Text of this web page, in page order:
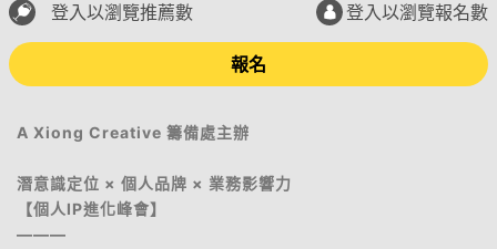
登入以瀏覽推薦數 登入以瀏覽報名數
報名
A Xiong Creative 籌備處主辦
潛意識定位 × 個人品牌 × 業務影響力
【個人IP進化峰會】
———